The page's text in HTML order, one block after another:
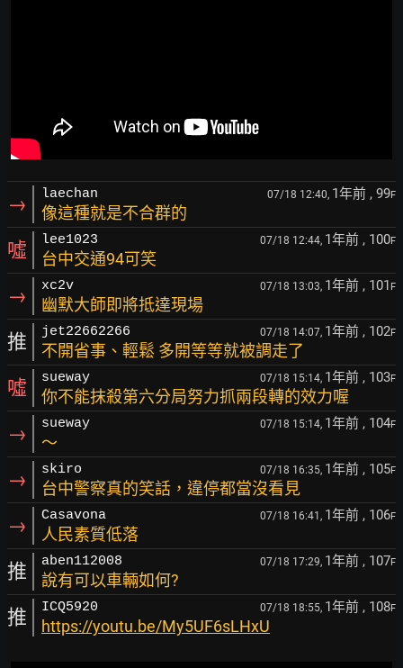
→ laechan 07/18 12:40, 1年前 , 99F
像這種就是不合群的
噓 lee1023 07/18 12:44, 1年前 , 100F
台中交通94可笑
→ xc2v 07/18 13:03, 1年前 , 101 F
幽默大師即將抵達現場
推 jet22662266 07/18 14:07, 1年前 , 102F
不開省事、輕鬆 多開等等就被調走了
噓 sueway 07/18 15:14, 1年前 , 103F
你不能抹殺第六分局努力抓兩段轉的效力喔
→ sueway 07/18 15:14, 1年前 , 104F
～
→ skiro 07/18 16:35, 1年前 , 105F
台中警察真的笑話，違停都當沒看見
→ Casavona 07/18 16:41, 1年前 , 106F
人民素質低落
推 aben112008 07/18 17:29, 1年前 , 107F
說有可以車輛如何?
推 ICQ5920 07/18 18:55, 1年前 , 108F
https://youtu.be/My5UF6sLHxU